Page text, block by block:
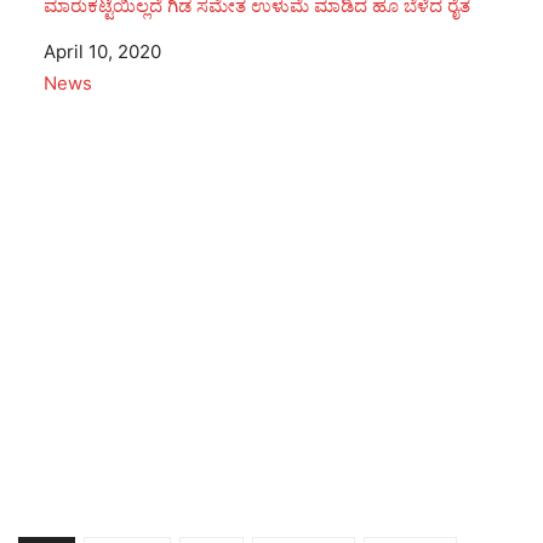
ಮಾರುಕಟ್ಟೆಯಿಲ್ಲದೆ ಗಿಡ ಸಮೇತ ಉಳುಮೆ ಮಾಡಿದ ಹೂ ಬೆಳೆದ ರೈತ
Date
April 10, 2020
In relation to
News